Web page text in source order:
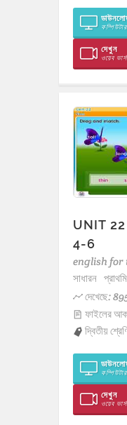
দেখুন
ওয়েব
UNIT 22
4-6
english for
সাধারন
দেখেছে:
ফাইলের
দ্বিতীয়
দেখুন
ওয়েব